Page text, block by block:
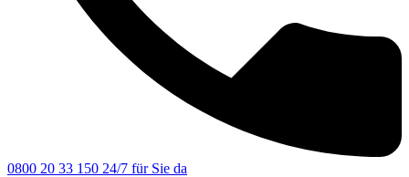
0800 20 33 150 24/7 für Sie da